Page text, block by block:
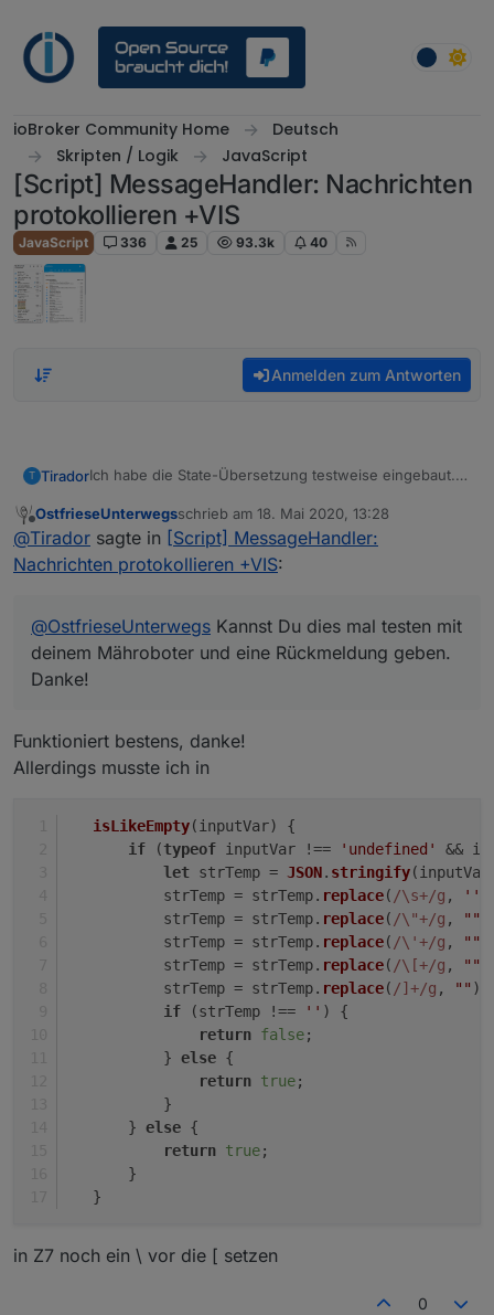
ioBroker Community Home
Deutsch
Skripten / Logik
JavaScript
[Script] MessageHandler: Nachrichten
protokollieren +VIS
JavaScript 336 25 93.3k 40
Anmelden zum Antworten
T TiradorIch habe die State-Übersetzung testweise eingebaut.
automatisch, wenn im Datenpunkt eine States-Liste
hinterlegt ist.
Ich bekomme im Code Editor nun aber Fehler
angezeigt, Skript läuft aber dennoch:
Besten Dank für deine Unterstützung.
Danke!
Offline
OstfrieseUnterwegsschrieb am 18. Mai 2020, 13:28
zuletzt editiert von
@Tirador sagte in [Script] MessageHandler:
Nachrichten protokollieren +VIS:
@OstfrieseUnterwegs Kannst Du dies mal testen mit
deinem Mähroboter und eine Rückmeldung geben.
Danke!
Funktioniert bestens, danke!
Allerdings musste ich in
isLikeEmpty(inputVar) {
if (typeof inputVar !== 'undefined'
&&
let strTemp = JSON. stringify
           strTemp = strTemp.
replace( /\s+/g , ''
           strTemp = strTemp.
replace( /\"+/g , ""
           strTemp = strTemp.
replace( /\'+/g , ""
           strTemp = strTemp.
replace( /\[+/g , ""
           strTemp = strTemp.
replace( /]+/g , ""
if (strTemp !== '' ) {
return false;
           }
else {
return true;
           }
       }
else {
return true;
       }
   }
in Z7 noch ein \ vor die [ setzen
0